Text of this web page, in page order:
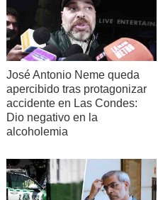
José Antonio Neme queda
apercibido tras protagonizar
accidente en Las Condes:
Dio negativo en la
alcoholemia